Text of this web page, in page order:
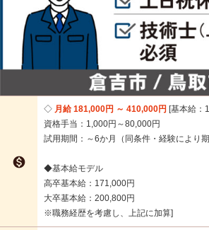

月給 181,000円 ～ 410,000円 基本給：
資格手当：1,000円～80,000円
試用期間：～6か月（同条件・経験により期
◆基本給モデル
高卒基本給：171,000円
大卒基本給：200,800円
※職務経歴を考慮し、上記に加算